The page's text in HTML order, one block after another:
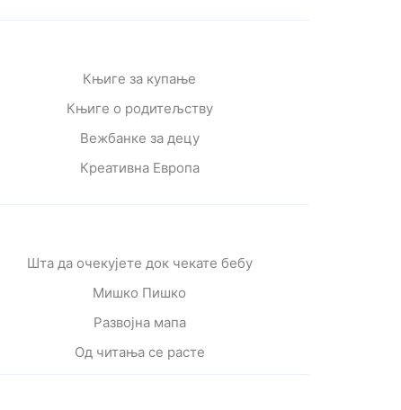
Књиге за купање
Књиге о родитељству
Вежбанке за децу
Креативна Европа
Шта да очекујете док чекате бебу
Мишко Пишко
Развојна мапа
Од читања се расте